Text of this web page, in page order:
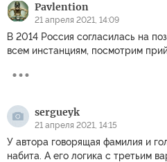
Pavlention
21 апреля 2021, 14:09
В 2014 Россия согласилась на
всем инстанциям, посмотрим
sergueyk
21 апреля 2021, 14:15
У автора говорящая фамилия и
набита. А его логика с третьим